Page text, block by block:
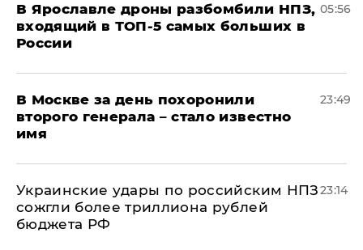
В Ярославле дроны разбомбили НПЗ,
входящий в ТОП-5 самых больших в
России
05:56
В Москве за день похоронили
второго генерала – стало известно
имя
23:49
Украинские удары по российским НПЗ
сожгли более триллиона рублей
бюджета РФ
23:14